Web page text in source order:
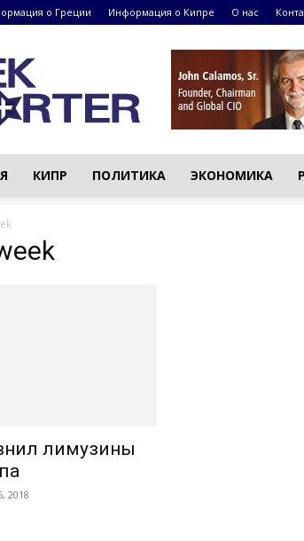
о Греции Информация о Кипре О нас
Греческие
новости
–
greekreporter.com
КИПР ПОЛИТИКА ЭКОНОМИКА
лимузины
2018